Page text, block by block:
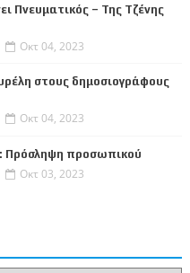
Πνευματικός – Της Τζένης
Οκτ 04, 2023
στους δημοσιογράφους
Οκτ 04, 2023
Πρόσληψη προσωπικού
Οκτ 03, 2023